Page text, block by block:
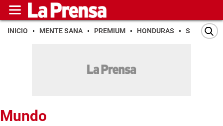
INICIO MENTE SANA PREMIUM HONDURAS SAN PEDRO
Mundo